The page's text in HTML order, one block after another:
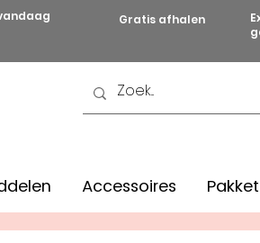
Gratis afhalen
Accessoires